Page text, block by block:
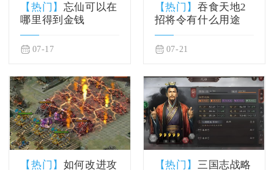
【热门】 忘仙可以在
哪里得到金钱
07-17
【热门】吞食天地2
招将令有什么用途
07-21
【热门】 如何改进攻
【热门】三国志战略